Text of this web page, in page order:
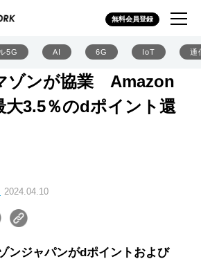
無料会員登録
5G AI 6G IoT 通
ゾンが協業 Amazon
大3.5％のdポイント還
2024.04.10
ンジャパンがdポイントおよび